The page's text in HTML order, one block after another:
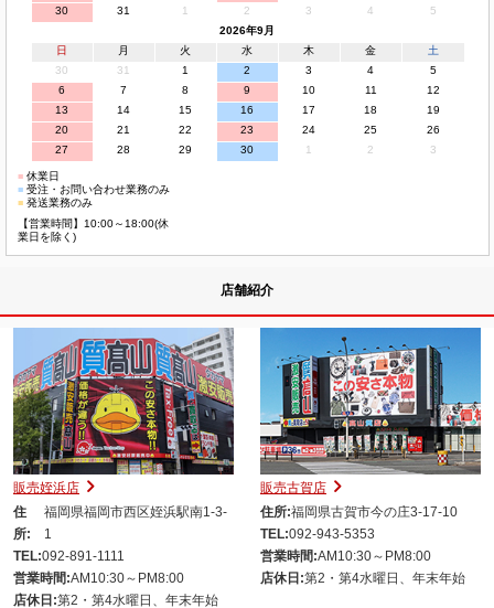
30
31 1 2 3 4
5
2026年9月
日
月 火 水 木 金
土
30
31 1 2 3 4
5
6
7 8 9 10 11
12
13
14 15 16 17 18
19
20
21 22 23 24 25
26
27
28 29 30 1 2 3
■休業日
■受注・お問い合わせ業務のみ
■発送業務のみ
【営業時間】10:00～18:00(休
業日を除く)
店舗紹介
販売姪浜店
住
所:
福岡県福岡市西区姪浜駅南1-3-
1
TEL:092-891-1111
営業時間:AM10:30～PM8:00
店休日:第2・第4水曜日、年末年始
販売古賀店
住所:福岡県古賀市今の庄3-17-10
TEL:092-943-5353
営業時間:AM10:30～PM8:00
店休日:第2・第4水曜日、年末年始